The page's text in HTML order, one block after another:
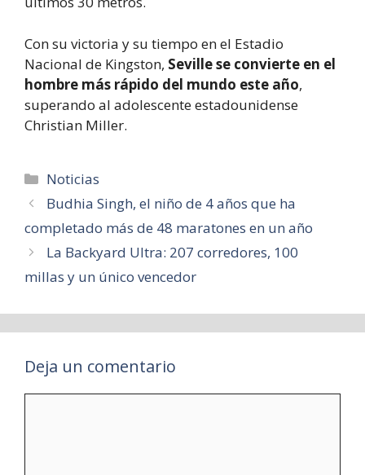
Con su victoria y su tiempo en el Estadio
Nacional de Kingston, Seville se convierte en el
hombre más rápido del mundo este año,
superando al adolescente estadounidense
Christian Miller.
Categorías
Noticias
Budhia Singh, el niño de 4 años que ha
completado más de 48 maratones en un año
La Backyard Ultra: 207 corredores, 100
millas y un único vencedor
Deja un comentario